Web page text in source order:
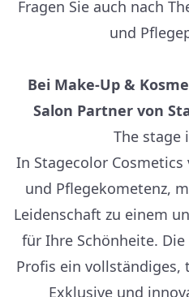
Fragen Sie auch nach
und
Bei Make-Up &
Salon Partner von
The stage
In Stagecolor Cosmetics
und Pflegekometenz,
Leidenschaft zu einem
für Ihre Schönheite.
Profis ein
Exklusive und